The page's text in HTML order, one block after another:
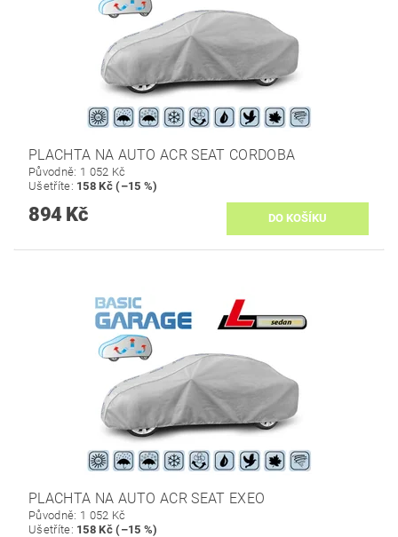
PLACHTA NA AUTO ACR SEAT CORDOBA
Původně: 1 052 Kč
Ušetříte: 158 Kč (–15 %)
894 Kč
PLACHTA NA AUTO ACR SEAT EXEO
Původně: 1 052 Kč
Ušetříte: 158 Kč (–15 %)